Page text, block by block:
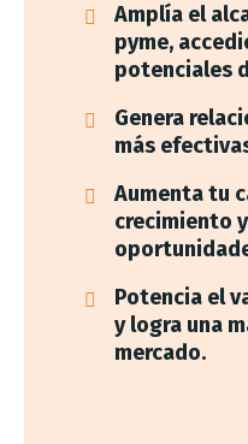
Amplía el
pyme,
potenciales
Genera
más
Aumenta tu
crecimiento
Potencia el
y logra una
mercado.